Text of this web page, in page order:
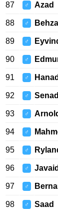
87 ♂ Azad
88 ♂
89 ♂
90 ♂
91 ♂ Hanad
92 ♂ Senad
93 ♂
94 ♂
95 ♂
96 ♂ Javaid
97 ♂
98 ♂ Saad